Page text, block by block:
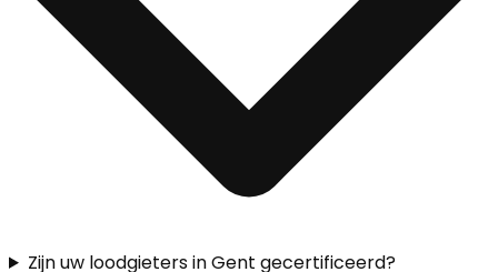
Zijn uw loodgieters in Gent gecertificeerd?